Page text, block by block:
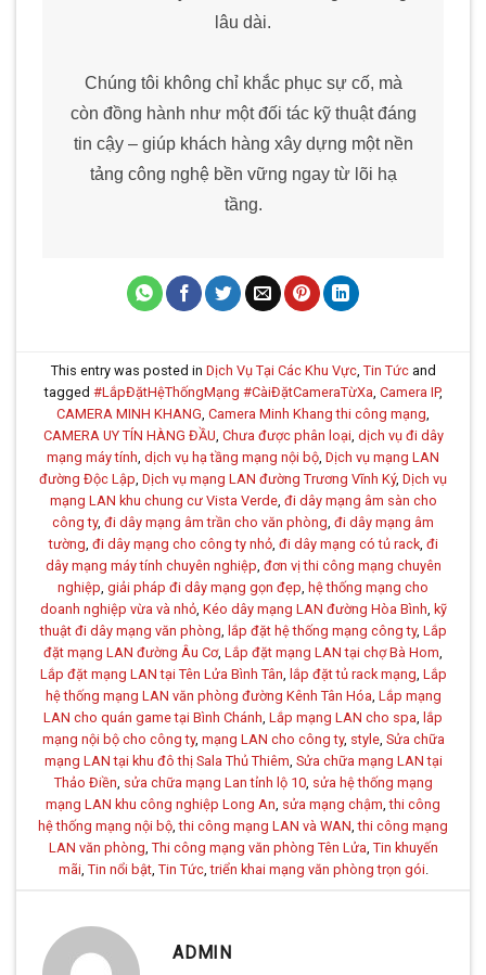
lâu dài.
Chúng tôi không chỉ khắc phục sự cố, mà
còn đồng hành như một đối tác kỹ thuật đáng
tin cậy – giúp khách hàng xây dựng một nền
tảng công nghệ bền vững ngay từ lõi hạ
tầng.
This entry was posted in Dịch Vụ Tại Các Khu Vực, Tin Tứcand
tagged #LắpĐặtHệThốngMạng #CàiĐặtCameraTừXa Camera IP,
CAMERA MINH KHANG Camera Minh Khang thi công mạng
CAMERA UY TÍN HÀNG ĐẦU Chưa được phân loại, dịch vụ đi dây
mạng máy tính dịch vụ hạ tầng mạng nội bộ Dịch vụ mạng LAN
đường Độc Lập Dịch vụ mạng LAN đường Trương Vĩnh Ký, Dịch vụ
mạng LAN khu chung cư Vista Verde, đi dây mạng âm sàn cho
công ty, đi dây mạng âm trần cho văn phòng đi dây mạng âm
tường đi dây mạng cho công ty nhỏ, đi dây mạng có tủ rack, đi
dây mạng máy tính chuyên nghiệp đơn vị thi công mạng chuyên
nghiệp giải pháp đi dây mạng gọn đẹp hệ thống mạng cho
doanh nghiệp vừa và nhỏ, Kéo dây mạng LAN đường Hòa Bình kỹ
thuật đi dây mạng văn phòng
lắp đặt hệ thống mạng công ty, Lắp
đặt mạng LAN đường Âu Cơ, Lắp đặt mạng LAN tại chợ Bà Hom
Lắp đặt mạng LAN tại Tên Lửa Bình Tân
lắp đặt tủ rack mạng Lắp
hệ thống mạng LAN văn phòng đường Kênh Tân Hóa Lắp mạng
LAN cho quán game tại Bình Chánh Lắp mạng LAN cho spa
lắp
mạng nội bộ cho công ty, mạng LAN cho công ty, style, Sửa chữa
mạng LAN tại khu đô thị Sala Thủ Thiêm Sửa chữa mạng LAN tại
Thảo Điền sửa chữa mạng Lan tỉnh lộ 10, sửa hệ thống mạng
mạng LAN khu công nghiệp Long An sửa mạng chậm ,thi công
hệ thống mạng nội bộ ,thi công mạng LAN và WAN ,thi công mạng
LAN văn phòng Thi công mạng văn phòng Tên Lửa Tin khuyến
mãi, Tin nổi bật, Tin Tức,triển khai mạng văn phòng trọn gói.
ADMIN